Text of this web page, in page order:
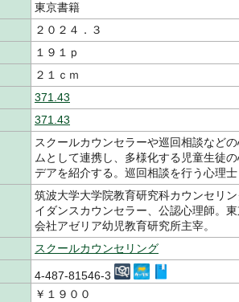
東京書籍
２０２４．３
１９１ｐ
２１ｃｍ
371.43
371.43
スクールカウンセラーや巡回相談など
ムとして連携し、多様化する児童生徒
デアを紹介する。巡回相談を行う心理
筑波大学大学院教育研究科カウンセリ
イダンスカウンセラー、公認心理師。
会社アゼリア幼児教育研究所主宰。
スクールカウンセリング
4-487-81546-3
￥１９００